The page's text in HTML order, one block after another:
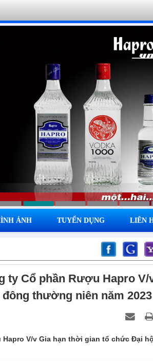
ẢNH TUYỂN DỤNG LIÊN
ty Cổ phần Rượu Hapro V/
thường niên năm 2023
V/v Gia hạn thời gian tổ chức Đại